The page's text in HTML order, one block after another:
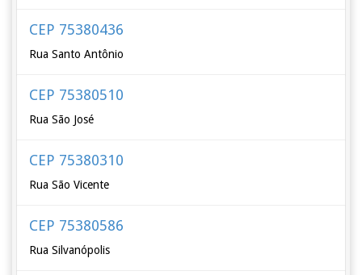
CEP 75380436
Rua Santo Antônio
CEP 75380510
Rua São José
CEP 75380310
Rua São Vicente
CEP 75380586
Rua Silvanópolis